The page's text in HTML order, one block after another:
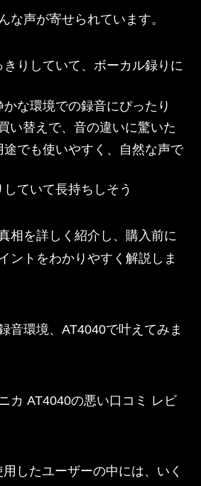
な声が寄せられています。
りしていて、ボーカル録りに
な環境での録音にぴったり
い替えで、音の違いに驚いた
でも使いやすく、自然な声で
ていて長持ちしそう
相を詳しく紹介し、購入前に
ントをわかりやすく解説しま
音環境、AT4040で叶えてみま
カ AT4040の悪い口コミ レビ
したユーザーの中には、いく